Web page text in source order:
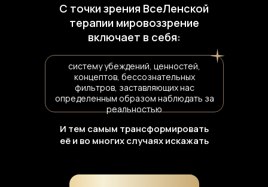
И тем самым трансформировать
её и во многих случаях искажать
систему убеждений, ценностей,
концептов, бессознательных
фильтров, заставляющих нас
определенным образом наблюдать за
реальностью
С точки зрения ВсеЛенской
терапии мировоззрение
включает в себя: